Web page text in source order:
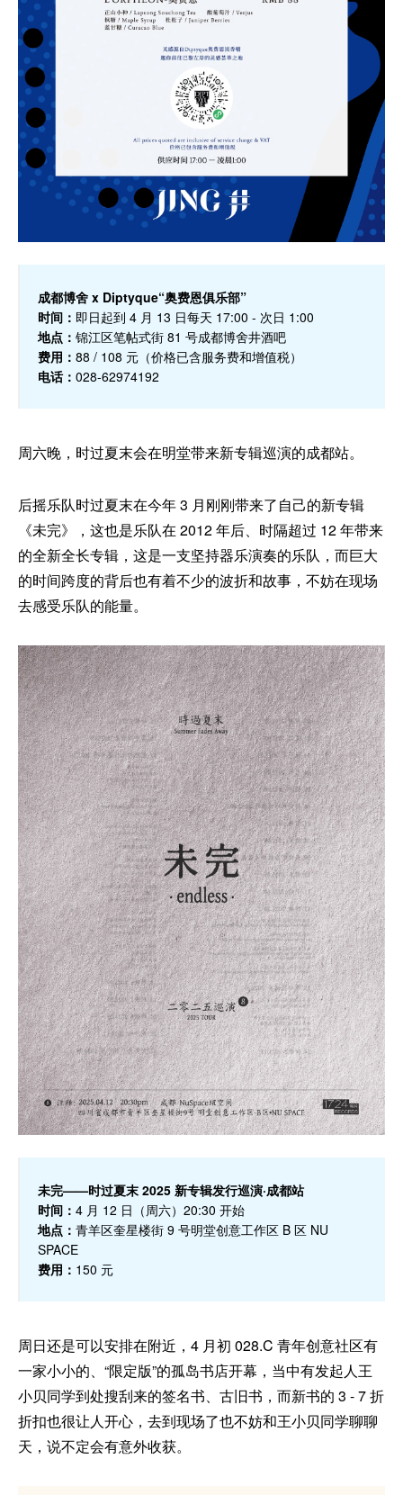
成都博舍 x Diptyque“奥费恩俱乐部”
时间： 即日起到 4 月 13 日每天 17:00 - 次日 1:00
地点： 锦江区笔帖式街 81 号成都博舍井酒吧
费用： 88 / 108 元（价格已含服务费和增值税）
电话： 028-62974192
周六晚，时过夏末会在明堂带来新专辑巡演的成都站。
后摇乐队时过夏末在今年 3 月刚刚带来了自己的新专辑
《未完》，这也是乐队在 2012 年后、时隔超过 12 年带来
的全新全长专辑，这是一支坚持器乐演奏的乐队，而巨大
的时间跨度的背后也有着不少的波折和故事，不妨在现场
去感受乐队的能量。
未完——时过夏末 2025 新专辑发行巡演·成都站
时间： 4 月 12 日（周六）20:30 开始
地点： 青羊区奎星楼街 9 号明堂创意工作区 B 区 NU
SPACE
费用： 150 元
周日还是可以安排在附近，4 月初 028.C 青年创意社区有
一家小小的、“限定版”的孤岛书店开幕，当中有发起人王
小贝同学到处搜刮来的签名书、古旧书，而新书的 3 - 7 折
折扣也很让人开心，去到现场了也不妨和王小贝同学聊聊
天，说不定会有意外收获。